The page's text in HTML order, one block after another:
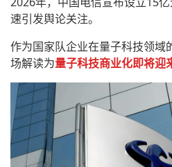
速引发舆论关注。
作为国家队企业在量子科技领域
场解读为量子科技商业化即将迎